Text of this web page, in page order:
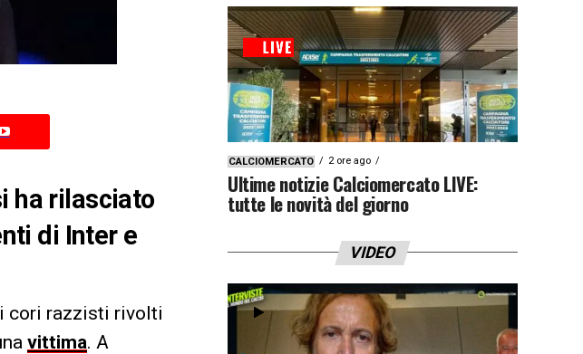
ha rilasciato
di Inter e
cori razzisti rivolti
vittima. A
CALCIOMERCATO 2 ore ago
Ultime notizie Calciomercato LIVE:
tutte le novità del giorno
VIDEO